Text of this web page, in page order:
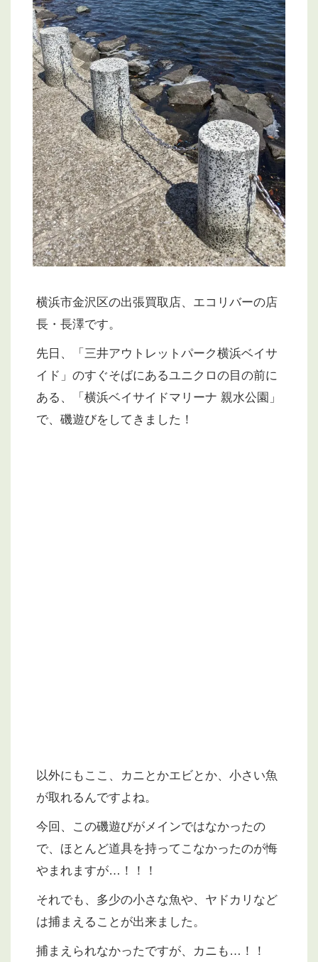
横浜市金沢区の出張買取店、エコリバーの店
長・長澤です。
先日、「三井アウトレットパーク横浜ベイサ
イド」のすぐそばにあるユニクロの目の前に
ある、「横浜ベイサイドマリーナ 親水公園」
で、磯遊びをしてきました！
以外にもここ、カニとかエビとか、小さい魚
が取れるんですよね。
今回、この磯遊びがメインではなかったの
で、ほとんど道具を持ってこなかったのが悔
やまれますが…！！！
それでも、多少の小さな魚や、ヤドカリなど
は捕まえることが出来ました。
捕まえられなかったですが、カニも…！！